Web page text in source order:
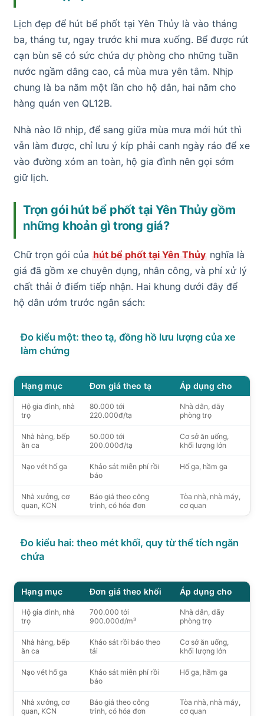
Lịch đẹp để hút bể phốt tại Yên Thủy là vào tháng
ba, tháng tư, ngay trước khi mưa xuống. Bể được rút
cạn bùn sẽ có sức chứa dự phòng cho những tuần
nước ngầm dâng cao, cả mùa mưa yên tâm. Nhịp
chung là ba năm một lần cho hộ dân, hai năm cho
hàng quán ven QL12B.
Nhà nào lỡ nhịp, để sang giữa mùa mưa mới hút thì
vẫn làm được, chỉ lưu ý kíp phải canh ngày ráo để xe
vào đường xóm an toàn, hộ gia đình nên gọi sớm
giữ lịch.
Trọn gói hút bể phốt tại Yên Thủy gồm
những khoản gì trong giá?
Chữ trọn gói của hút bể phốt tại Yên Thủy nghĩa là
giá đã gồm xe chuyên dụng, nhân công, và phí xử lý
chất thải ở điểm tiếp nhận. Hai khung dưới đây để
hộ dân ướm trước ngân sách:
Đo kiểu một: theo tạ, đồng hồ lưu lượng của xe
làm chứng
Hạng mục Đơn giá theo tạ Áp dụng cho
Hộ gia đình, nhà
trọ
80.000 tới
220.000đ/tạ
Nhà dân, dãy
phòng trọ
Nhà hàng, bếp
ăn ca
50.000 tới
200.000đ/tạ
Cơ sở ăn uống,
khối lượng lớn
Nạo vét hố ga
Khảo sát miễn phí rồi
báo
Hố ga, hầm ga
Nhà xưởng, cơ
quan, KCN
Báo giá theo công
trình, có hóa đơn
Tòa nhà, nhà máy,
cơ quan
Đo kiểu hai: theo mét khối, quy từ thể tích ngăn
chứa
Hạng mục Đơn giá theo khối Áp dụng cho
Hộ gia đình, nhà
trọ
700.000 tới
900.000đ/m³
Nhà dân, dãy
phòng trọ
Nhà hàng, bếp
ăn ca
Khảo sát rồi báo theo
tải
Cơ sở ăn uống,
khối lượng lớn
Nạo vét hố ga
Khảo sát miễn phí rồi
báo
Hố ga, hầm ga
Nhà xưởng, cơ
quan, KCN
Báo giá theo công
trình, có hóa đơn
Tòa nhà, nhà máy,
cơ quan